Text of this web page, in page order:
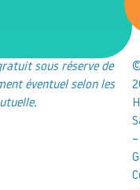
sous réserve de
éventuel selon les
–